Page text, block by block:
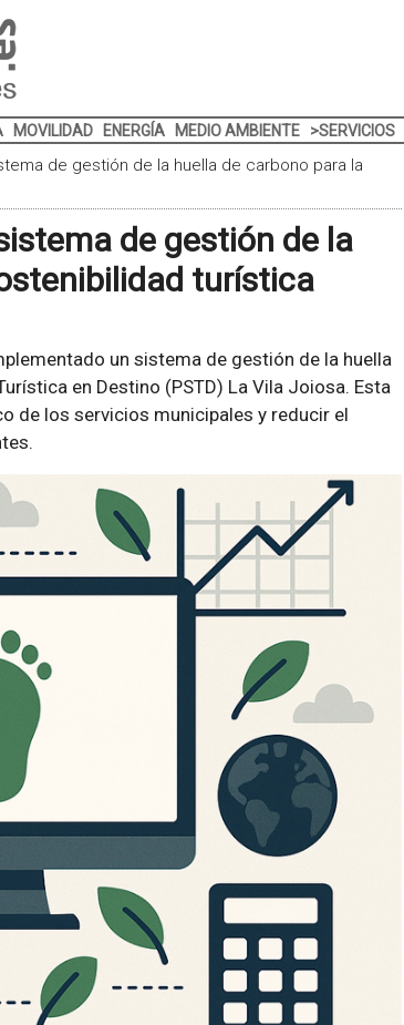
MOVILIDAD ENERGÍA MEDIO AMBIENTE >SERVICIOS
de gestión de la huella de carbono para la
de gestión de la
turística
un sistema de gestión de la huella
en Destino (PSTD) La Vila Joiosa. Esta
de los servicios municipales y reducir el